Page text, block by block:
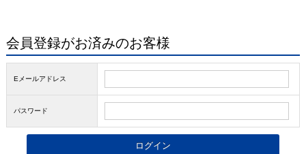
会員登録がお済みのお客様
Eメールアドレス
パスワード